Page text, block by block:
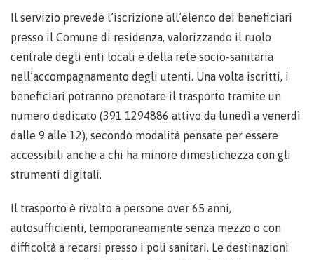
Il servizio prevede l’iscrizione all’elenco dei beneficiari
presso il Comune di residenza, valorizzando il ruolo
centrale degli enti locali e della rete socio-sanitaria
nell’accompagnamento degli utenti. Una volta iscritti, i
beneficiari potranno prenotare il trasporto tramite un
numero dedicato (391 1294886 attivo da lunedì a venerdì
dalle 9 alle 12), secondo modalità pensate per essere
accessibili anche a chi ha minore dimestichezza con gli
strumenti digitali.
Il trasporto è rivolto a persone over 65 anni,
autosufficienti, temporaneamente senza mezzo o con
difficoltà a recarsi presso i poli sanitari. Le destinazioni